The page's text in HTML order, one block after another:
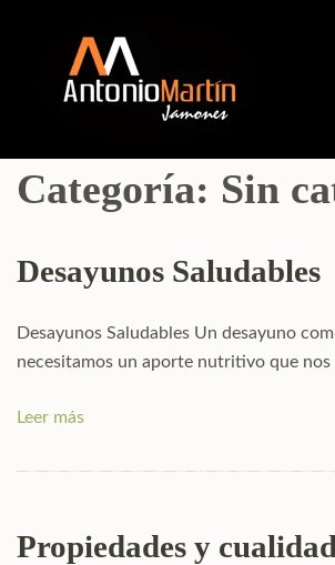
Categoría: Sin
Desayunos Saludables
Desayunos Saludables Un desayuno
necesitamos un aporte nutritivo que
Leer más
Propiedades y